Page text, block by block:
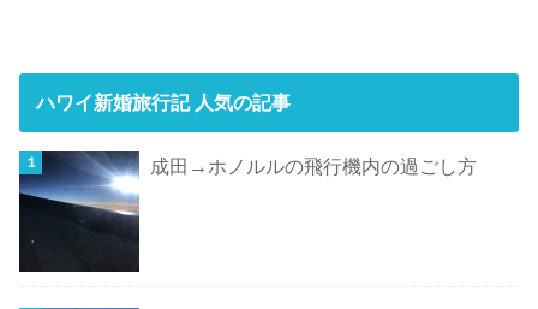
ハワイ新婚旅行記 人気の記事
成田→ホノルルの飛行機内の過ごし方